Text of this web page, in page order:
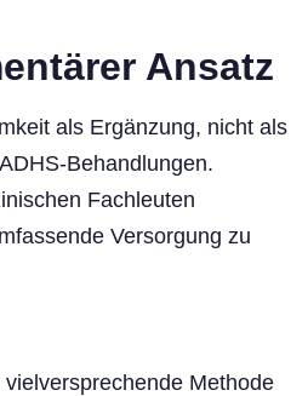
Ansatz
als Ergänzung, nicht als
Behandlungen.
Fachleuten
Versorgung zu
Methode